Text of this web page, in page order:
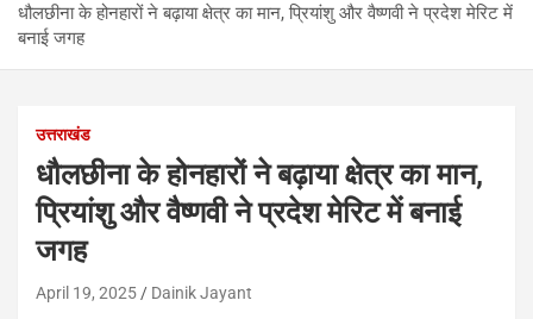
धौलछीना के होनहारों ने बढ़ाया क्षेत्र का मान, प्रियांशु और वैष्णवी ने प्रदेश मेरिट में
बनाई जगह
उत्तराखंड
धौलछीना के होनहारों ने बढ़ाया क्षेत्र का मान,
प्रियांशु और वैष्णवी ने प्रदेश मेरिट में बनाई
जगह
April 19, 2025 Dainik Jayant